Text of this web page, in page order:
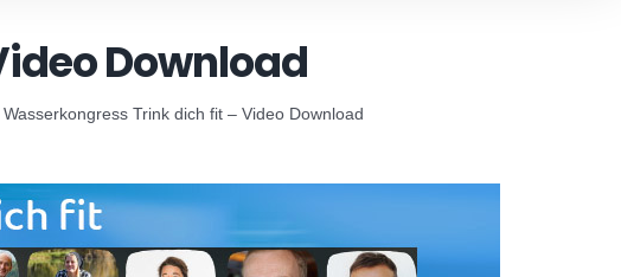
Download
Wasserkongress Trink dich fit – Video Download